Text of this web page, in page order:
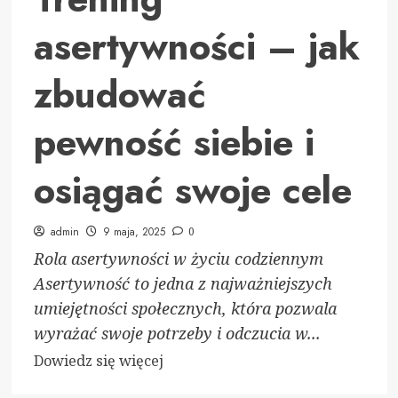
asertywności – jak
zbudować
pewność siebie i
osiągać swoje cele
admin 9 maja, 2025 0
Rola asertywności w życiu codziennym
Asertywność to jedna z najważniejszych
umiejętności społecznych, która pozwala
wyrażać swoje potrzeby i odczucia w...
Dowiedz się więcejDowiedz